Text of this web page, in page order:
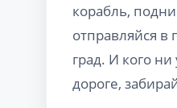
корабль,
отправляйся в
град. И кого
дороге,